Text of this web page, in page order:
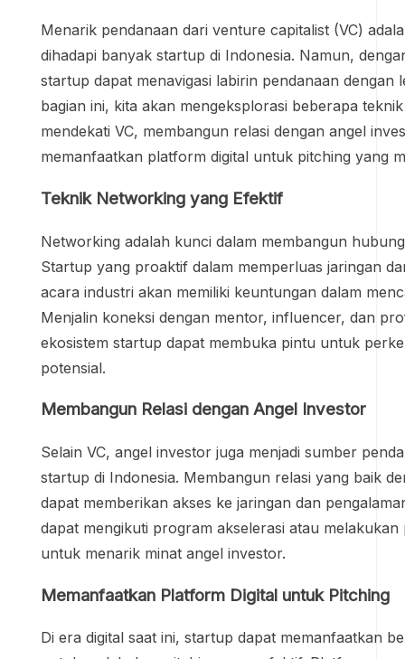
Menarik pendanaan dari venture capitalist (VC)
dihadapi banyak startup di Indonesia. Namun,
startup dapat menavigasi labirin pendanaan dengan
bagian ini, kita akan mengeksplorasi beberapa
mendekati VC, membangun relasi dengan angel
memanfaatkan platform digital untuk pitching yang
Teknik Networking yang Efektif
Networking adalah kunci dalam membangun
Startup yang proaktif dalam memperluas jaringan
acara industri akan memiliki keuntungan dalam
Menjalin koneksi dengan mentor, influencer, dan
ekosistem startup dapat membuka pintu untuk
potensial.
Membangun Relasi dengan Angel Investor
Selain VC, angel investor juga menjadi sumber
startup di Indonesia. Membangun relasi yang baik
dapat memberikan akses ke jaringan dan
dapat mengikuti program akselerasi atau
untuk menarik minat angel investor.
Memanfaatkan Platform Digital untuk Pitching
Di era digital saat ini, startup dapat memanfaatkan